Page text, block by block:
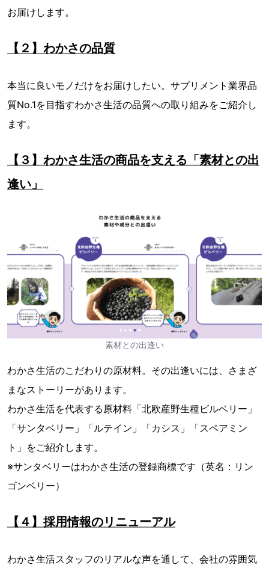
お届けします。
【２】わかさの品質
本当に良いモノだけをお届けしたい。サプリメント業界品
質No.1を目指すわかさ生活の品質への取り組みをご紹介し
ます。
【３】わかさ生活の商品を支える「素材との出
逢い」
素材との出逢い
わかさ生活のこだわりの原材料。その出逢いには、さまざ
まなストーリーがあります。
わかさ生活を代表する原材料「北欧産野生種ビルベリー」
「サンタベリー」「ルテイン」「カシス」「スペアミン
ト」をご紹介します。
※サンタベリーはわかさ生活の登録商標です（英名：リン
ゴンベリー）
【４】採用情報のリニューアル
わかさ生活スタッフのリアルな声を通して、会社の雰囲気